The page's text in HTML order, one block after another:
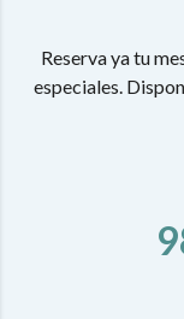
Reserva ya tu
especiales.